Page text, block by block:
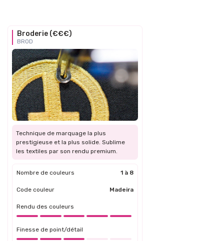
Broderie (€€€)
BROD
Technique de marquage la plus
prestigieuse et la plus solide. Sublime
les textiles par son rendu premium.
Nombre de couleurs 1 à 8
Code couleur Madeira
Rendu des couleurs
Finesse de point/détail